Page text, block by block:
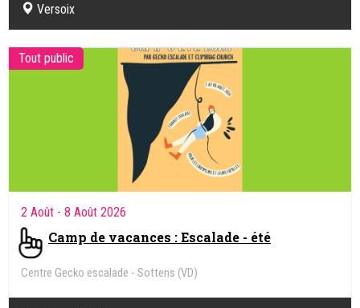
Versoix
Tout public
2 Août - 8 Août 2026
Camp de vacances : Escalade - été
Centre Gecko escalade - Sottens (VD)